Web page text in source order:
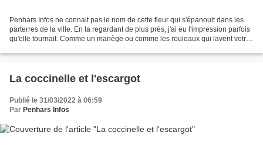
Penhars Infos ne connait pas le nom de cette fleur qui s'épanouit dans les
parterres de la ville. En la regardant de plus près, j'ai eu l'impression parfois
qu'elle tournait. Comme un manège ou comme les rouleaux qui lavent votre
La coccinelle et l'escargot
Publié le 31/03/2022 à 06:59
Par Penhars Infos